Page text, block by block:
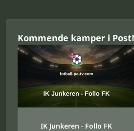
Kommende kamper i
IK Junkeren - Follo FK